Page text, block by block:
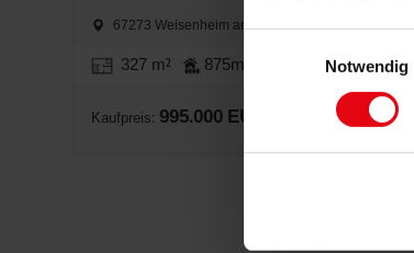
Notwendig
67273 Weisenheim am Berg, Haus
327 m² 875m² 7
Kaufpreis: 995.000 EUR